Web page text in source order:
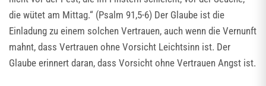
die wütet am Mittag.“ (Psalm 91,5-6) Der Glaube ist die
Einladung zu einem solchen Vertrauen, auch wenn die Vernunft
mahnt, dass Vertrauen ohne Vorsicht Leichtsinn ist. Der
Glaube erinnert daran, dass Vorsicht ohne Vertrauen Angst ist.